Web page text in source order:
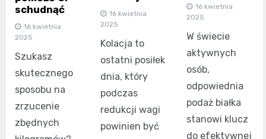
schudnąć
16 kwietnia
2025
Szukasz
skutecznego
sposobu na
zrzucenie
zbędnych
16 kwietnia
2025
Kolacja to
ostatni posiłek
dnia, który
podczas
redukcji wagi
powinien być
16 kwietnia
2025
W świecie
aktywnych
osób,
odpowiednia
podaż białka
stanowi klucz
do efektywnej